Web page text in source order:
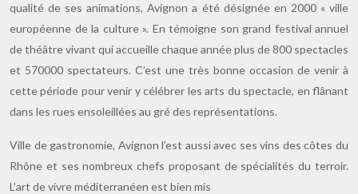
qualité de ses animations, Avignon a été désignée en 2000 « ville
européenne de la culture ». En témoigne son grand festival annuel
de théâtre vivant qui accueille chaque année plus de 800 spectacles
et 570000 spectateurs. C’est une très bonne occasion de venir à
cette période pour venir y célébrer les arts du spectacle, en flânant
dans les rues ensoleillées au gré des représentations.
Ville de gastronomie, Avignon l’est aussi avec ses vins des côtes du
Rhône et ses nombreux chefs proposant de spécialités du terroir.
L’art de vivre méditerranéen est bien mis